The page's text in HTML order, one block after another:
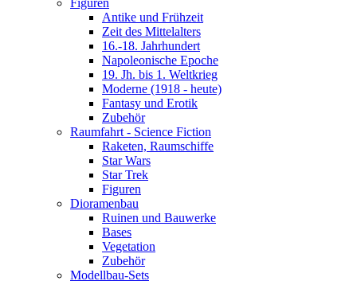
Figuren
Antike und Frühzeit
Zeit des Mittelalters
16.-18. Jahrhundert
Napoleonische Epoche
19. Jh. bis 1. Weltkrieg
Moderne (1918 - heute)
Fantasy und Erotik
Zubehör
Raumfahrt - Science Fiction
Raketen, Raumschiffe
Star Wars
Star Trek
Figuren
Dioramenbau
Ruinen und Bauwerke
Bases
Vegetation
Zubehör
Modellbau-Sets